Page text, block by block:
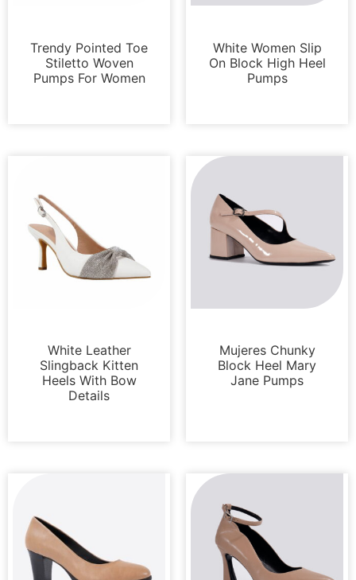
Trendy Pointed Toe
Stiletto Woven
Pumps For Women
White Women Slip
On Block High Heel
Pumps
White Leather
Slingback Kitten
Heels With Bow
Details
Mujeres Chunky
Block Heel Mary
Jane Pumps